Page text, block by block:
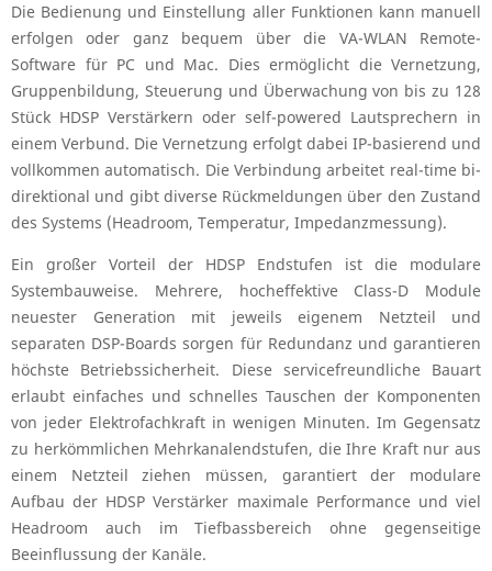
Die Bedienung und Einstellung aller Funktionen kann manuell
erfolgen oder ganz bequem über die VA-WLAN Remote-
Software für PC und Mac. Dies ermöglicht die Vernetzung,
Gruppenbildung, Steuerung und Überwachung von bis zu 128
Stück HDSP Verstärkern oder self-powered Lautsprechern in
einem Verbund. Die Vernetzung erfolgt dabei IP-basierend und
vollkommen automatisch. Die Verbindung arbeitet real-time bi-
direktional und gibt diverse Rückmeldungen über den Zustand
des Systems (Headroom, Temperatur, Impedanzmessung).
Ein großer Vorteil der HDSP Endstufen ist die modulare
Systembauweise. Mehrere, hocheffektive Class-D Module
neuester Generation mit jeweils eigenem Netzteil und
separaten DSP-Boards sorgen für Redundanz und garantieren
höchste Betriebssicherheit. Diese servicefreundliche Bauart
erlaubt einfaches und schnelles Tauschen der Komponenten
von jeder Elektrofachkraft in wenigen Minuten. Im Gegensatz
zu herkömmlichen Mehrkanalendstufen, die Ihre Kraft nur aus
einem Netzteil ziehen müssen, garantiert der modulare
Aufbau der HDSP Verstärker maximale Performance und viel
Headroom auch im Tiefbassbereich ohne gegenseitige
Beeinflussung der Kanäle.